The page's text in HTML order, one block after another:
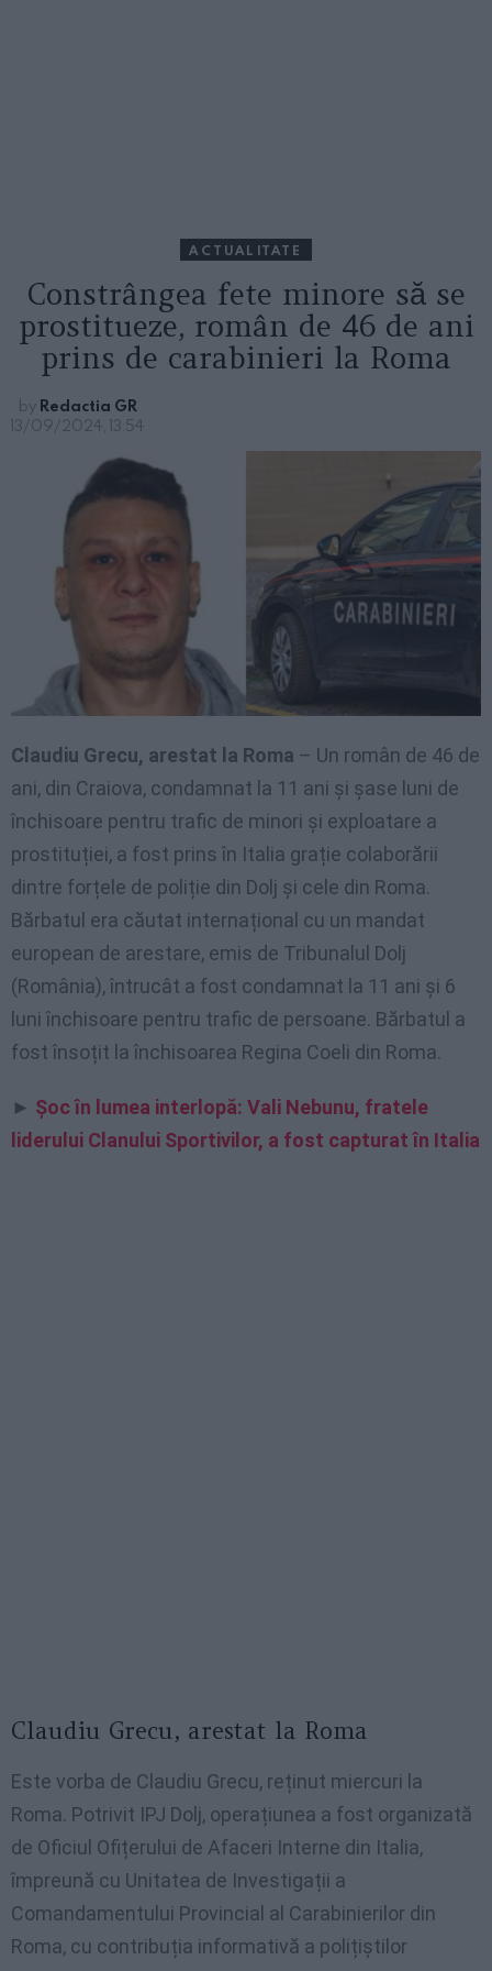
ACTUALITATE
Constrângea fete minore să se
prostitueze, român de 46 de ani
prins de carabinieri la Roma
by Redactia GR
13/09/2024, 13:54
Claudiu Grecu, arestat la Roma – Un român de 46 de
ani, din Craiova, condamnat la 11 ani și șase luni de
închisoare pentru trafic de minori și exploatare a
prostituției, a fost prins în Italia grație colaborării
dintre forțele de poliție din Dolj și cele din Roma.
Bărbatul era căutat internațional cu un mandat
european de arestare, emis de Tribunalul Dolj
(România), întrucât a fost condamnat la 11 ani și 6
luni închisoare pentru trafic de persoane. Bărbatul a
fost însoțit la închisoarea Regina Coeli din Roma.
► Șoc în lumea interlopă: Vali Nebunu, fratele
liderului Clanului Sportivilor, a fost capturat în Italia
Claudiu Grecu, arestat la Roma
Este vorba de Claudiu Grecu, reținut miercuri la
Roma. Potrivit IPJ Dolj, operațiunea a fost organizată
de Oficiul Ofițerului de Afaceri Interne din Italia,
împreună cu Unitatea de Investigații a
Comandamentului Provincial al Carabinierilor din
Roma, cu contribuția informativă a polițiștilor